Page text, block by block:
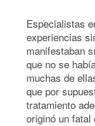
Especialistas
experiencias
manifestaban
que no se
muchas de
que por
tratamiento
originó un